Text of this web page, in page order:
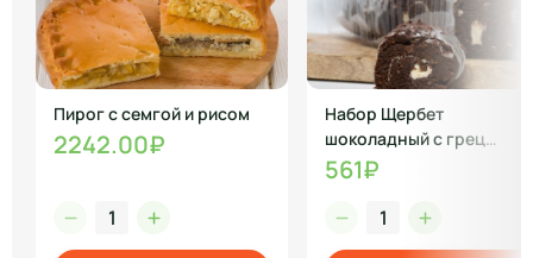
Пирог с семгой и рисом
2242.00₽
Набор Щербет
шоколадный с грец
орехом
561₽